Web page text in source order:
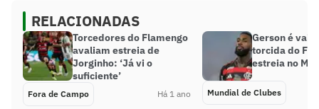
RELACIONADAS
Torcedores do Flamengo
avaliam estreia de
Jorginho: ‘Já vi o
suficiente’
Fora de Campo Há 1 ano
Gerson é
torcida do
estreia no
Mundial de Clubes